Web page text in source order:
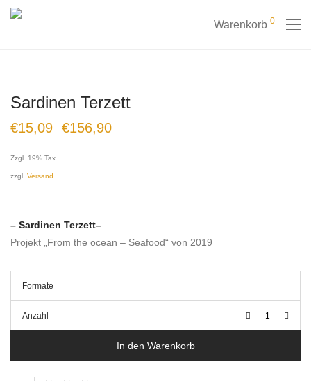
Warenkorb 0
Sardinen Terzett
€15,09 – €156,90
Zzgl. 19% Tax
zzgl. Versand
– Sardinen Terzett–
Projekt „From the ocean – Seafood“ von 2019
Formate
Anzahl
In den Warenkorb